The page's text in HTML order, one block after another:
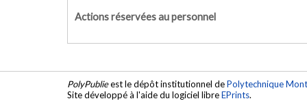
Actions réservées au personnel
PolyPublieest le dépôt institutionnel dePolytechnique
Site développé à l'aide du logiciel libreEPrints.